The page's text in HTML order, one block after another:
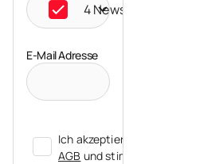
4 Newsletter ausgewählt
E-Mail Adresse
Ich akzeptiere die
AGB und stimme der